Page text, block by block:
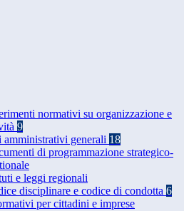
normativi su organizzazione e
9
amministrativi generali 18
di programmazione strategico-
e leggi regionali
disciplinare e codice di condotta 6
per cittadini e imprese